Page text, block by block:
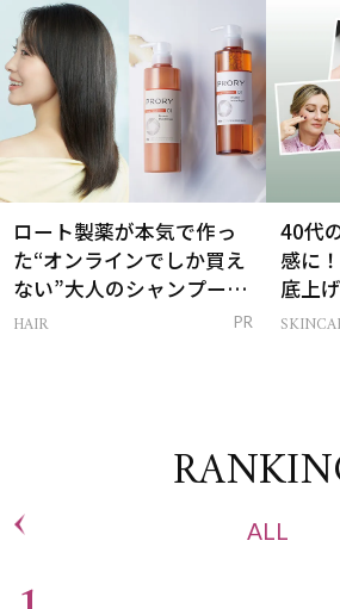
ロート製薬が本気で作っ
た“オンラインでしか買え
ない”大人のシャンプー＆
トリートメントって？
HAIR PR
40代
感に
底上
ム」
ALL